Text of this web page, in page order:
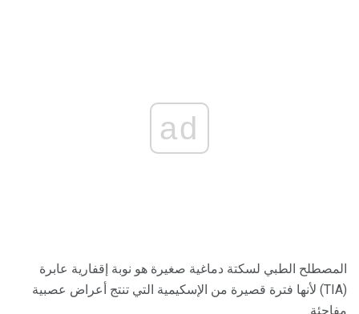
ad
المصطلح الطبي لسكتة دماغية صغيرة هو نوبة إقفارية عابرة
(TIA) لأنها فترة قصيرة من الإسكيمية التي تنتج أعراض عصبية
مفاجئة.